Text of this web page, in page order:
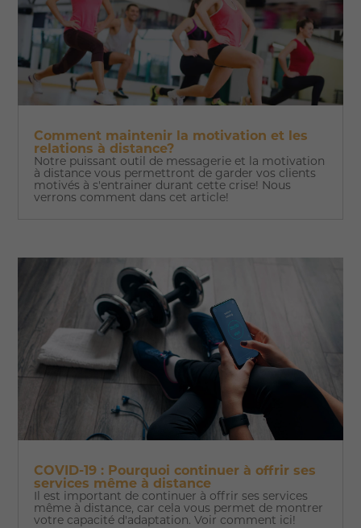
Comment maintenir la motivation et les
relations à distance?
Notre puissant outil de messagerie et la motivation
à distance vous permettront de garder vos clients
motivés à s'entrainer durant cette crise! Nous
verrons comment dans cet article!
COVID-19 : Pourquoi continuer à offrir ses
services même à distance
Il est important de continuer à offrir ses services
même à distance, car cela vous permet de montrer
votre capacité d'adaptation. Voir comment ici!